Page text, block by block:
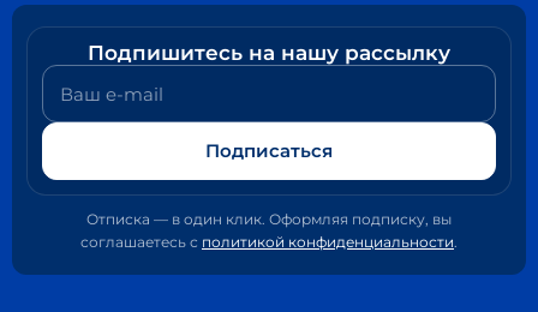
Подпишитесь на нашу рассылку
Ваш e-mail
Подписаться
Отписка — в один клик. Оформляя подписку, вы
соглашаетесь с политикой конфиденциальности.